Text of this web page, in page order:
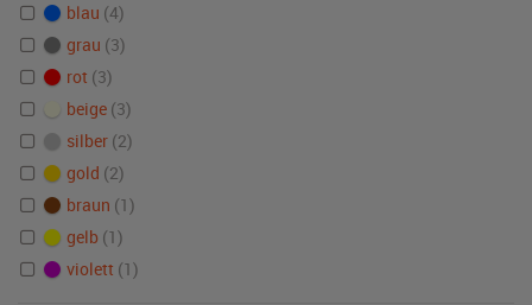
blau (4)
grau (3)
rot (3)
beige (3)
silber (2)
gold (2)
braun (1)
gelb (1)
violett (1)